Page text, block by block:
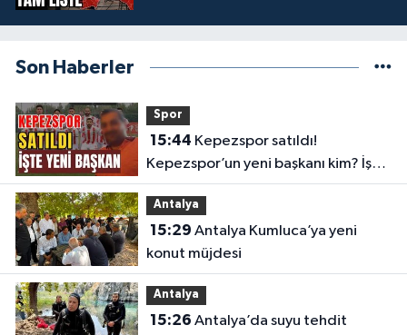
Son Haberler
Spor
15:44
Kepezspor’un yeni başkanı kim? İşte
yeni başkan
Antalya
15:29
konut müjdesi
Antalya
15:26